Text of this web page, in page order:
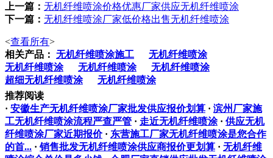
上一篇： 无机纤维喷涂价格优惠厂家供应无机纤维喷涂
下一篇： 无机纤维喷涂厂家低价格出售无机纤维喷涂
<查看所有>
相关产品： 无机纤维喷涂施工
无机纤维喷涂
无机纤维喷涂
无机纤维喷涂
无机纤维喷涂
超细无机纤维喷涂
无机纤维喷涂
推荐阅读
· 安徽生产无机纤维喷涂厂家批发供应报价划算 · 滨州厂家施
工无机纤维喷涂流程严查严管 · 走近无机纤维喷涂 · 供应无机
纤维喷涂厂家近期报价 · 东营施工厂家无机纤维喷涂是您合作
的首... ·销售批发无机纤维喷涂供应商报价更划算 · 无机纤维